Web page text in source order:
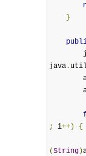
}
java.
;
i++)
{
(String)